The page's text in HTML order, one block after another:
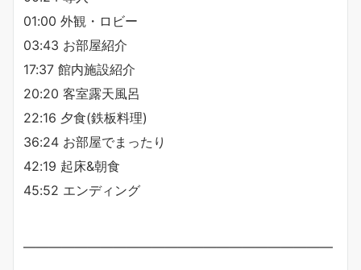
01:00 外観・ロビー
03:43 お部屋紹介
17:37 館内施設紹介
20:20 客室露天風呂
22:16 夕食(鉄板料理)
36:24 お部屋でまったり
42:19 起床&朝食
45:52 エンディング
————————————————————————